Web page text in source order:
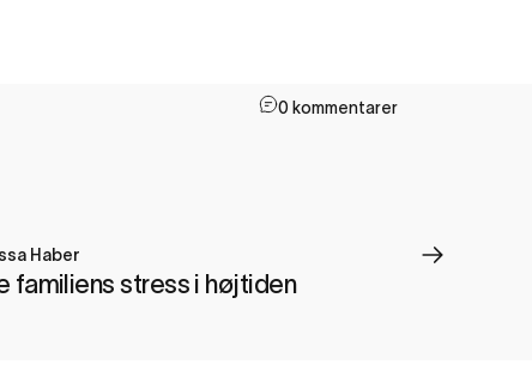
0 kommentarer
Haber
familiens stress i højtiden